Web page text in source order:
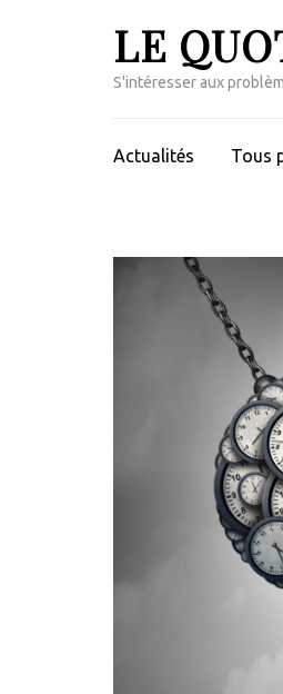
LE
S'intéresser aux
Actualités Tous